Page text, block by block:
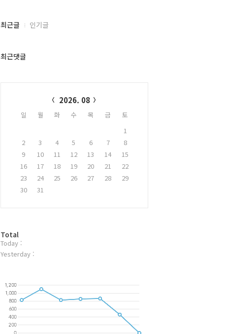
최
과
최근글 인기글
최근댓글
2026. 08
일 월 화 수 목 금
토
1
2
3 4 5 6 7
8
9
10 11 12 13 14
15
16
17 18 19 20 21
22
23
24 25 26 27 28
29
30
31
방
문
자
Total
Today :
Yesterday :